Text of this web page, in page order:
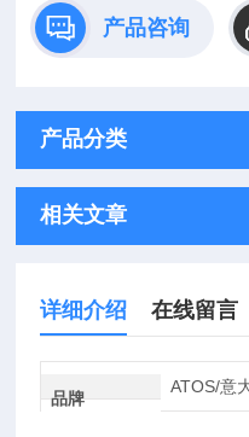
产品咨询
产品分类
相关文章
详细介绍 在线留言
品牌
ATOS/意